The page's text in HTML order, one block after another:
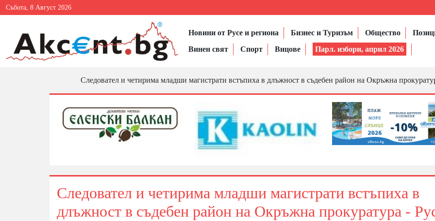
Събота, 8 Август 2026
Новини от Русе и региона Бизнес и Туризъм Общество
Винен свят
Спорт Вицове Парл. избори, април 2026
Следовател и четирима младши магистрати встъпиха в длъжност в съдебен район на Окръжна
Следовател и четирима младши магистрати встъпиха в
длъжност в съдебен район на Окръжна прокуратура -